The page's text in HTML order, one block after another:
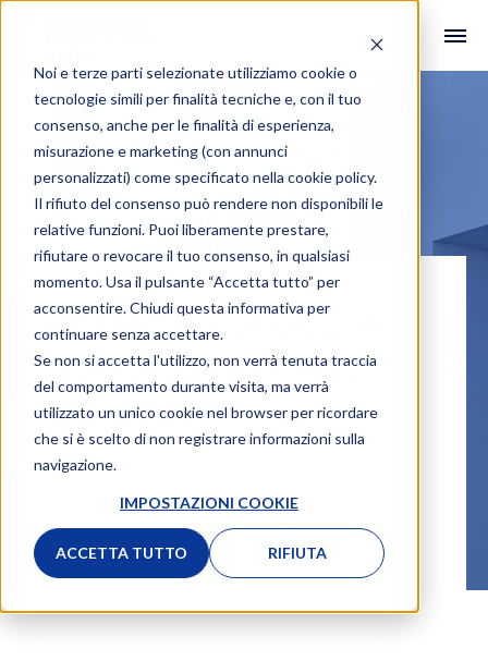
Noi e terze parti selezionate utilizziamo cookie o
tecnologie simili per finalità tecniche e, con il tuo
consenso, anche per le finalità di esperienza,
misurazione e marketing (con annunci
personalizzati) come specificato nella cookie policy.
Il rifiuto del consenso può rendere non disponibili le
relative funzioni. Puoi liberamente prestare,
rifiutare o revocare il tuo consenso, in qualsiasi
momento. Usa il pulsante “Accetta tutto” per
acconsentire. Chiudi questa informativa per
continuare senza accettare.
Se non si accetta l'utilizzo, non verrà tenuta traccia
del comportamento durante visita, ma verrà
utilizzato un unico cookie nel browser per ricordare
che si è scelto di non registrare informazioni sulla
navigazione.
IMPOSTAZIONI COOKIE
ACCETTA TUTTO RIFIUTA
RE/MAX European
Housing Insights
Q2/2023
#Ricerche di Mercato
La Redazione 14.09.2023